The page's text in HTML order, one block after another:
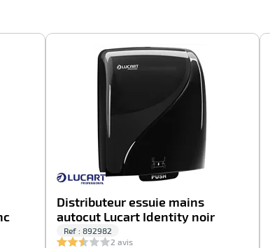
Distributeur essuie mains
autocut Lucart Identity noir
Ref : 892982
2 avis